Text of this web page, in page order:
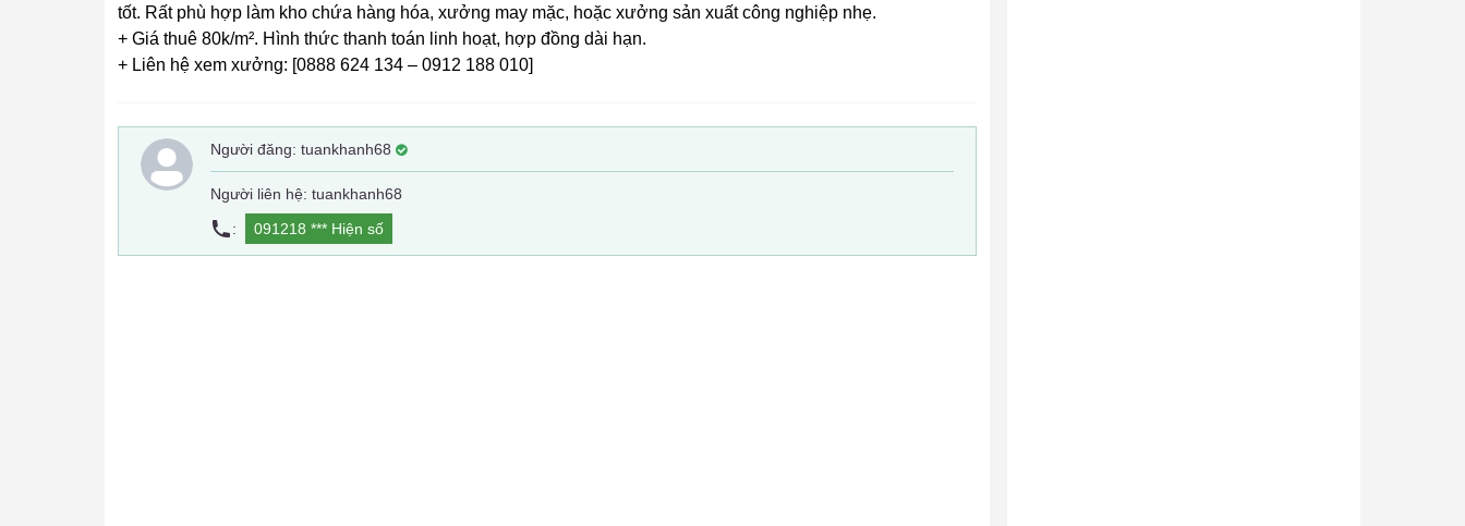
tốt. Rất phù hợp làm kho chứa hàng hóa, xưởng may mặc, hoặc xưởng sản xuất công nghiệp nhẹ.
+ Giá thuê 80k/m². Hình thức thanh toán linh hoạt, hợp đồng dài hạn.
+ Liên hệ xem xưởng: [0888 624 134 – 0912 188 010]
Người đăng: tuankhanh68
Người liên hệ: tuankhanh68
:
091218 *** Hiện số